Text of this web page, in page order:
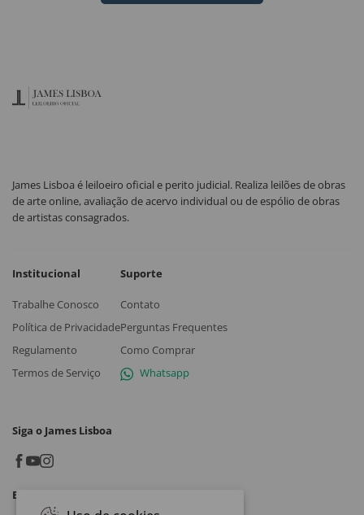
James Lisboa é leiloeiro oficial e perito judicial. Realiza leilões de obras
de arte online, avaliação de acervo individual ou de espólio de obras
de artistas consagrados.
Institucional
Trabalhe Conosco
Política de Privacidade
Regulamento
Termos de Serviço
Suporte
Contato
Perguntas Frequentes
Como Comprar
Whatsapp
Siga o James Lisboa
Baixe o App